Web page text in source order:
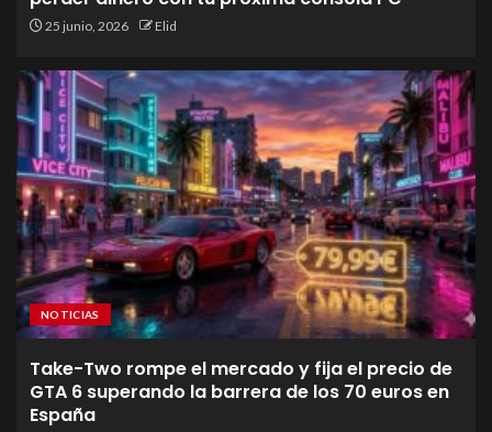
25 junio, 2026 Elid
NOTICIAS
Take-Two rompe el mercado y fija el precio de
GTA 6 superando la barrera de los 70 euros en
España